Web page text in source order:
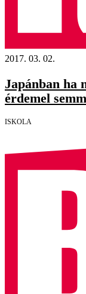
2017. 03. 02.
Japánban ha
érdemel
ISKOLA